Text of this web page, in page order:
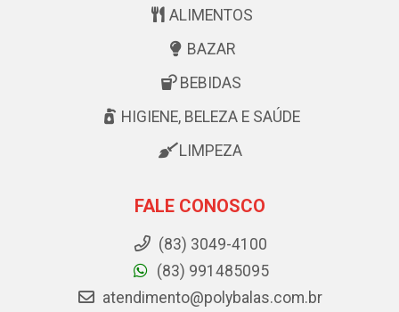
ALIMENTOS
BAZAR
BEBIDAS
HIGIENE, BELEZA E SAÚDE
LIMPEZA
FALE CONOSCO
(83) 3049-4100
(83) 991485095
atendimento@polybalas.com.br